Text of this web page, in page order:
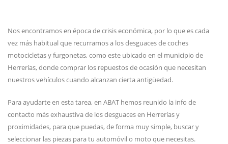
Nos encontramos en época de crisis económica, por lo que es cada
vez más habitual que recurramos a los desguaces de coches
motocicletas y furgonetas, como este ubicado en el municipio de
Herrerías, donde comprar los repuestos de ocasión que necesitan
nuestros vehículos cuando alcanzan cierta antigüedad.
Para ayudarte en esta tarea, en ABAT hemos reunido la info de
contacto más exhaustiva de los desguaces en Herrerías y
proximidades, para que puedas, de forma muy simple, buscar y
seleccionar las piezas para tu automóvil o moto que necesitas.